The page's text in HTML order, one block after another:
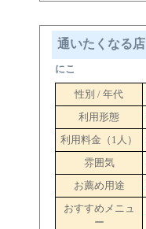
通いたくなる店
にこ
性別 / 年代
利用形態
利用料金（1人）
雰囲気
お薦め用途
おすすめメニュ
ー